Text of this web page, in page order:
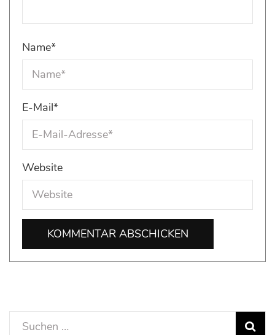
Name*
E-Mail*
Website
Suchen